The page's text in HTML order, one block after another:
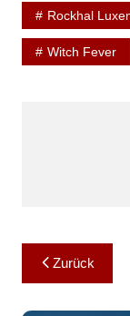
Rockhal
Witch Fever
Zurück